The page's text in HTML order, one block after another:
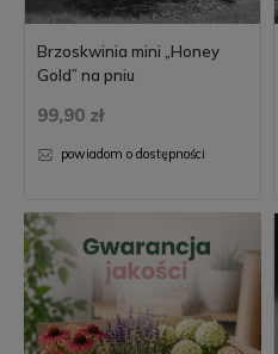
Brzoskwinia mini „Honey
Gold” na pniu
99,90 zł
powiadom o dostępności